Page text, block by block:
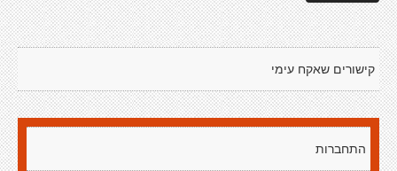
קישורים שאקח עימי
התחברות